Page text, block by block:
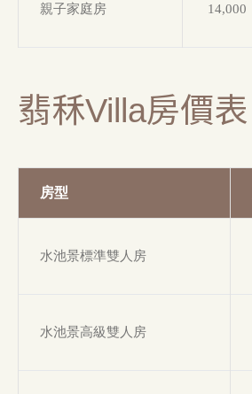
親子家庭房 14,000
翡秝Villa房價表
房型
水池景標準雙人房
水池景高級雙人房